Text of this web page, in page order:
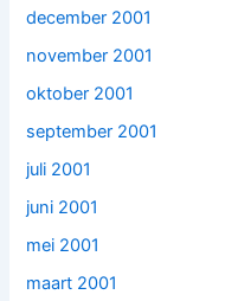
december 2001
november 2001
oktober 2001
september 2001
juli 2001
juni 2001
mei 2001
maart 2001